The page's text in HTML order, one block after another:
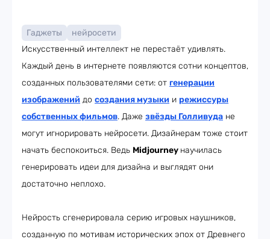
Гаджеты
нейросети
Искусственный интеллект не перестаёт удивлять.
Каждый день в интернете появляются сотни концептов,
созданных пользователями сети: от генерации
изображений до создания музыки и режиссуры
собственных фильмов. Даже звёзды Голливуда не
могут игнорировать нейросети. Дизайнерам тоже стоит
начать беспокоиться. Ведь Midjourney научилась
генерировать идеи для дизайна и выглядят они
достаточно неплохо.
Нейрость сгенерировала серию игровых наушников,
созданную по мотивам исторических эпох от Древнего